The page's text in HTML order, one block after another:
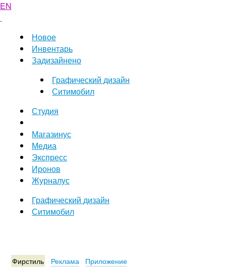
EN
Новое
Инвентарь
Задизайнено
Графический дизайн
Ситимобил
Студия
Магазинус
Медиа
Экспресс
Иронов
Журналус
Графический дизайн
Ситимобил
Фирстиль Реклама Приложение